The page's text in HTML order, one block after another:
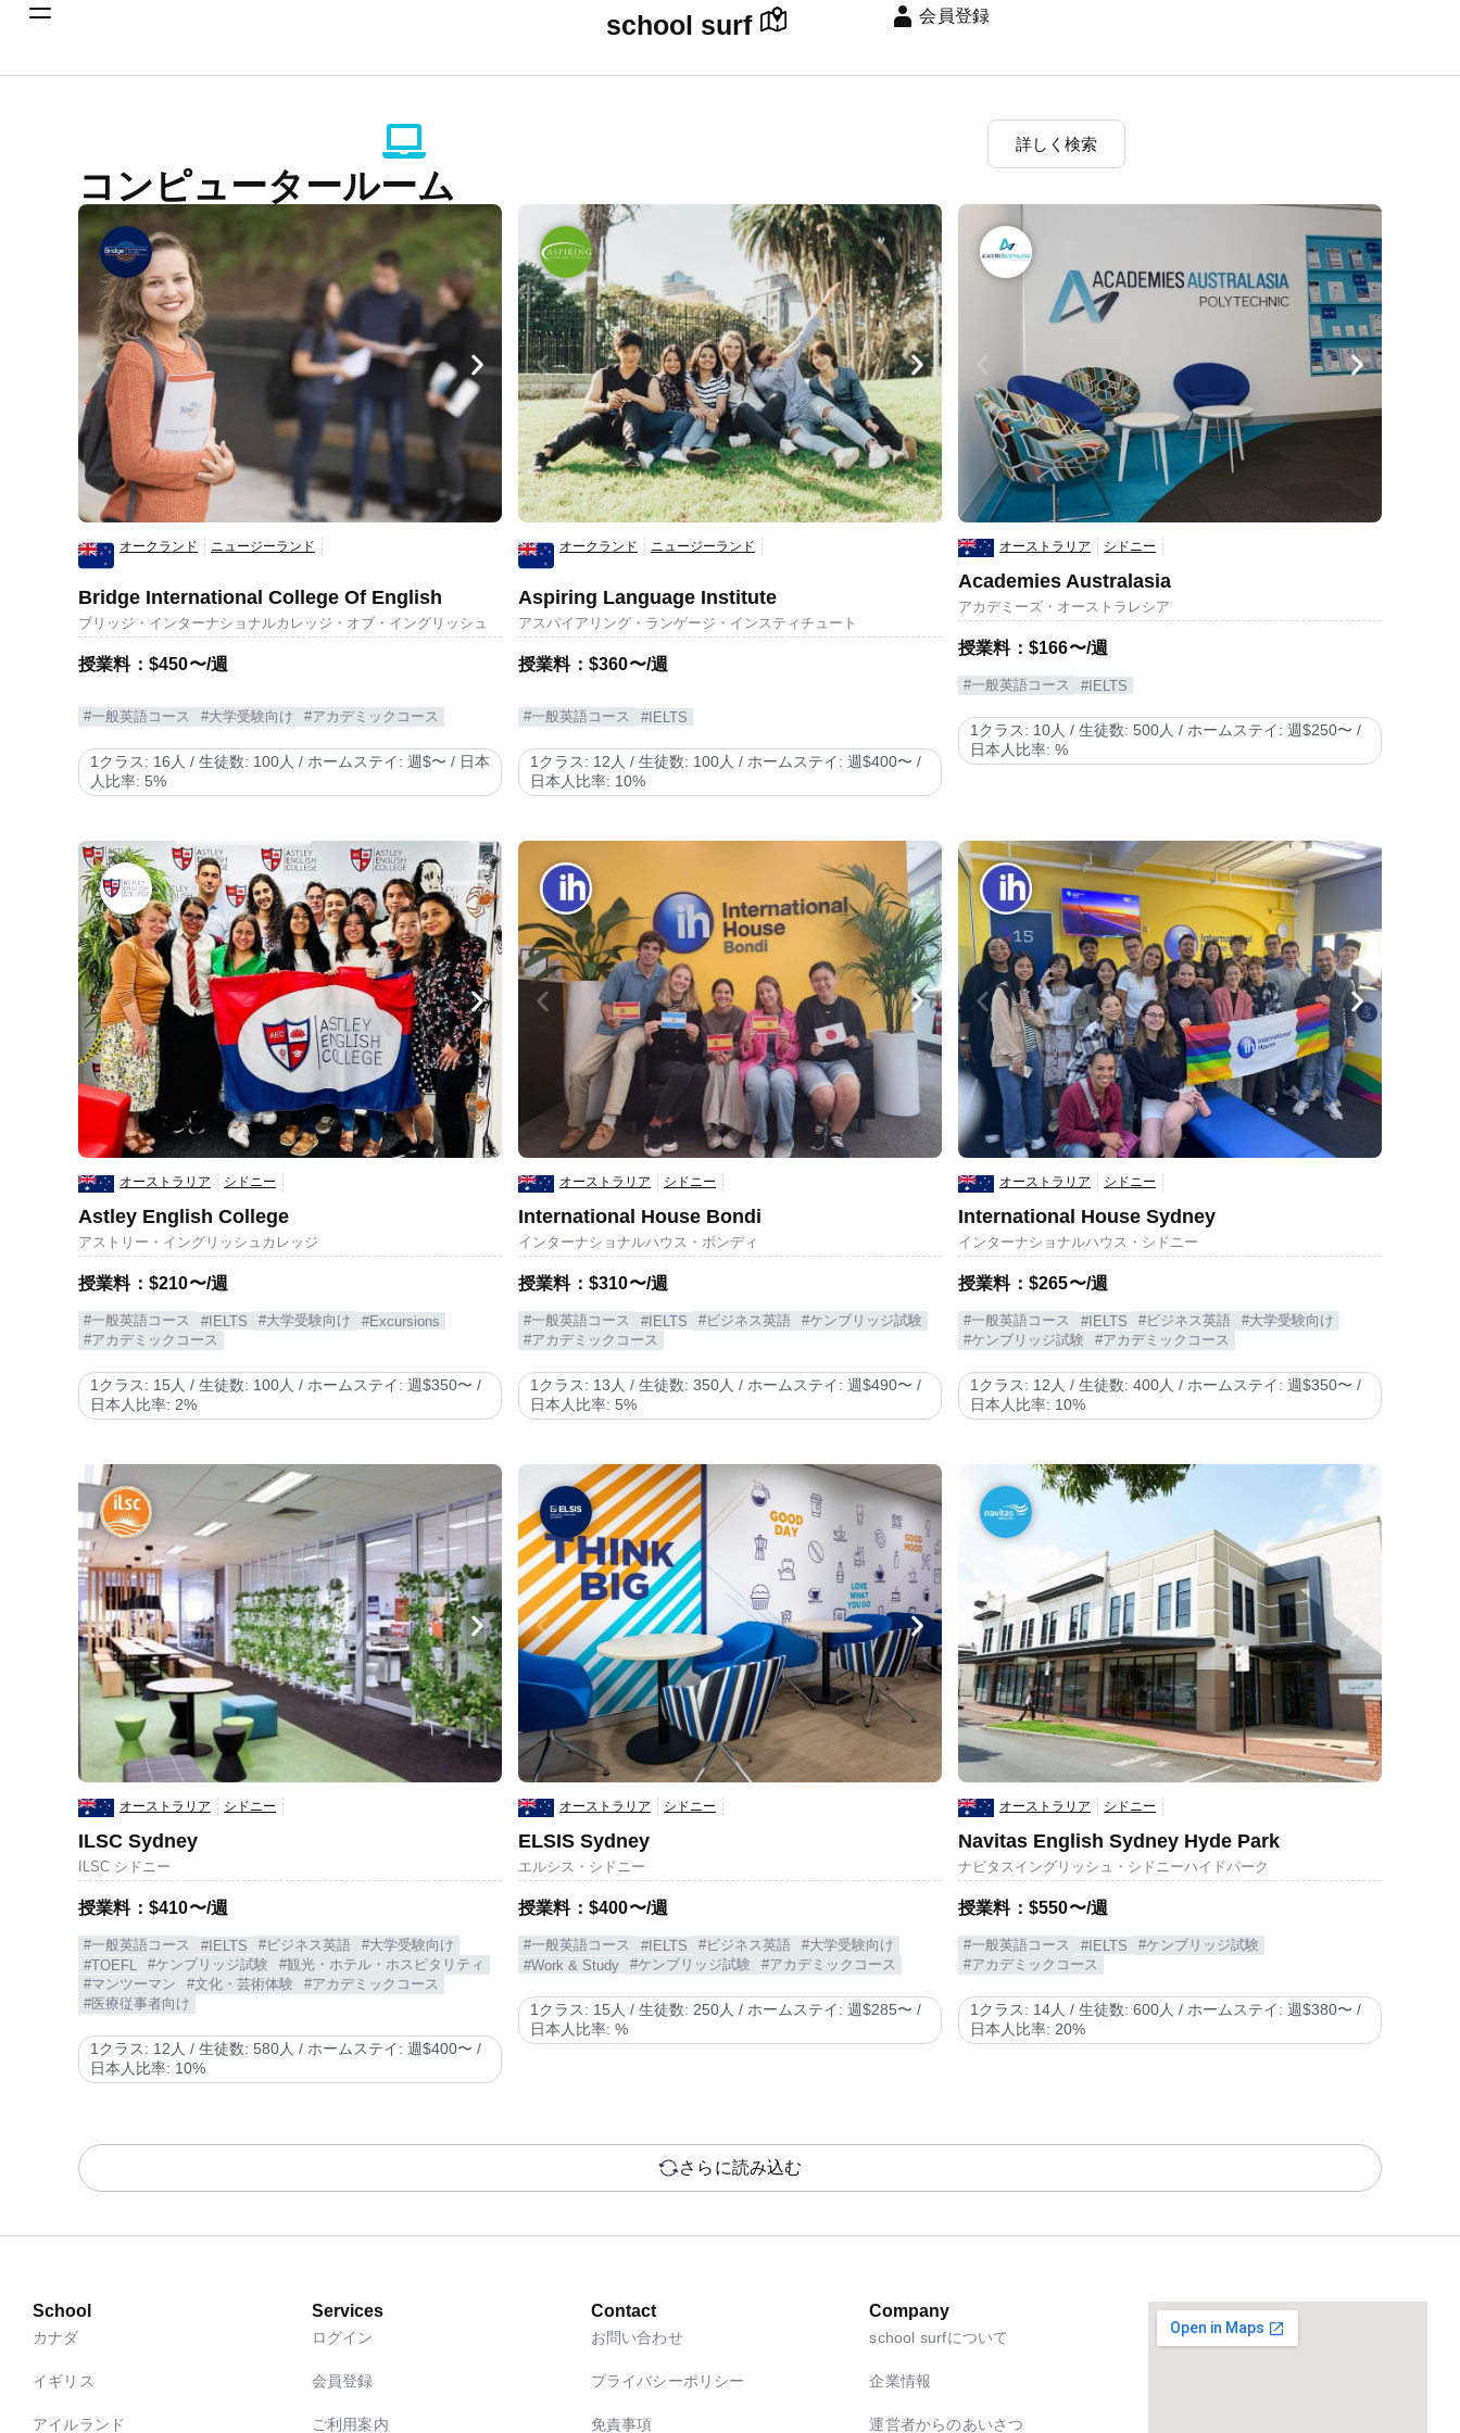
school surf 会員登録
コンピュータールーム
詳しく検索
オークランド ニュージーランド
Bridge International College Of English
ブリッジ・インターナショナルカレッジ・オブ・イングリッシュ
授業料：$450〜/週
#一般英語コース #大学受験向け #アカデミックコース
1クラス: 16人 / 生徒数: 100人 / ホームステイ: 週$〜 / 日本
人比率: 5%
オークランド ニュージーランド
Aspiring Language Institute
アスパイアリング・ランゲージ・インスティチュート
授業料：$360〜/週
#一般英語コース #IELTS
1クラス: 12人 / 生徒数: 100人 / ホームステイ: 週$400〜 /
日本人比率: 10%
オーストラリア シドニー
Academies Australasia
アカデミーズ・オーストラレシア
授業料：$166〜/週
#一般英語コース #IELTS
1クラス: 10人 / 生徒数: 500人 / ホームステイ: 週$250〜 /
日本人比率: %
オーストラリア シドニー
Astley English College
アストリー・イングリッシュカレッジ
授業料：$210〜/週
#一般英語コース #IELTS #大学受験向け
#Excursions
#アカデミックコース
1クラス: 15人 / 生徒数: 100人 / ホームステイ: 週$350〜 /
日本人比率: 2%
オーストラリア シドニー
International House Bondi
インターナショナルハウス・ボンディ
授業料：$310〜/週
#一般英語コース #IELTS #ビジネス英語
#ケンブリッジ試験
#アカデミックコース
1クラス: 13人 / 生徒数: 350人 / ホームステイ: 週$490〜 /
日本人比率: 5%
オーストラリア シドニー
International House Sydney
インターナショナルハウス・シドニー
授業料：$265〜/週
#一般英語コース #IELTS #ビジネス英語
#大学受験向け
#ケンブリッジ試験
#アカデミックコース
1クラス: 12人 / 生徒数: 400人 / ホームステイ: 週$350〜 /
日本人比率: 10%
オーストラリア シドニー
ILSC Sydney
ILSC シドニー
授業料：$410〜/週
#一般英語コース #IELTS #ビジネス英語
#大学受験向け
#TOEFL
#ケンブリッジ試験
#観光・ホテル・ホスピタリティ
#マンツーマン
#文化・芸術体験
#アカデミックコース
#医療従事者向け
1クラス: 12人 / 生徒数: 580人 / ホームステイ: 週$400〜 /
日本人比率: 10%
オーストラリア シドニー
ELSIS Sydney
エルシス・シドニー
授業料：$400〜/週
#一般英語コース #IELTS #ビジネス英語
#大学受験向け
#Work & Study
#ケンブリッジ試験 #アカデミックコース
1クラス: 15人 / 生徒数: 250人 / ホームステイ: 週$285〜 /
日本人比率: %
オーストラリア シドニー
Navitas English Sydney Hyde Park
ナビタスイングリッシュ・シドニーハイドパーク
授業料：$550〜/週
#一般英語コース #IELTS
#ケンブリッジ試験
#アカデミックコース
1クラス: 14人 / 生徒数: 600人 / ホームステイ: 週$380〜 /
日本人比率: 20%
さらに読み込む
School
カナダ
イギリス
アイルランド
Services
ログイン
会員登録
ご利用案内
Contact
お問い合わせ
プライバシーポリシー
免責事項
Company
school surfについて
企業情報
運営者からのあいさつ